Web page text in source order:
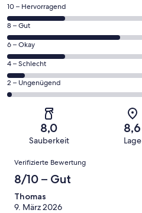
73
von
insgesamt
312
Gästebewertungen
haben
eine
Bewertung
Hervorragend
10 – Hervorragend
141
von
insgesamt
312
Gästebewertungen
haben
Bewertung
Gut
8 – Gut
71
von
insgesamt
312
Gästebewertungen
Bewertung
Okay
6 – Okay
22
von
insgesamt
Gästebewertungen
von
Schlecht
4 – Schlecht
5
von
insgesamt
Gästebewertungen
haben
eine
von
2 – Ungenügend
8,0
Sauberkeit
8,6
Lage
Bewertungen
Verifizierte Bewertung
8/10 – Gut
Thomas
9. März 2026